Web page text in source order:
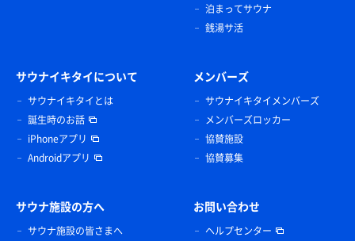
泊まってサウナ
銭湯サ活
サウナイキタイについて
サウナイキタイとは
誕生時のお話
iPhoneアプリ
Androidアプリ
メンバーズ
サウナイキタイメンバーズ
メンバーズロッカー
協賛施設
協賛募集
サウナ施設の方へ
サウナ施設の皆さまへ
お問い合わせ
ヘルプセンター